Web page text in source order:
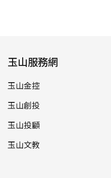
玉山服務網
玉山金控
玉山創投
玉山投顧
玉山文教